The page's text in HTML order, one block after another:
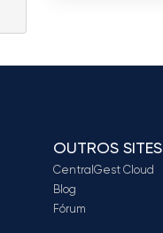
OUTROS SITES
CentralGest Cloud
Blog
Fórum